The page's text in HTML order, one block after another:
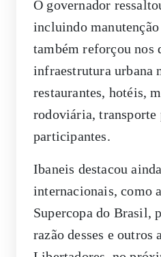
O governador
incluindo
também reforçou nos
infraestrutura urbana
restaurantes, hotéis,
rodoviária, transporte
participantes.
Ibaneis destacou
internacionais, como
Supercopa do Brasil,
razão desses e